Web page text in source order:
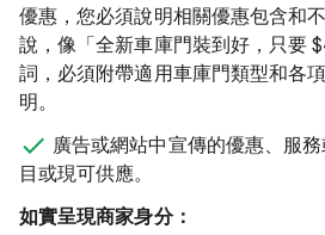
優惠，您必須說明相關優惠包含和
說，像「全新車庫門裝到好，只要
詞，必須附帶適用車庫門類型和各
明。
廣告或網站中宣傳的優惠、服
目或現可供應。
如實呈現商家身分：